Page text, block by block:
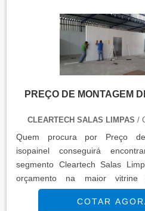
diferentes form..
PREÇO DE MONTAGEM
CLEARTECH SALAS LIMPAS /
Quem procura por Preço
isopainel conseguirá
segmento Cleartech Salas
orçamento na maior vitrine
conhecendo a maior
seu proprio segmento.MAIS
COTAR